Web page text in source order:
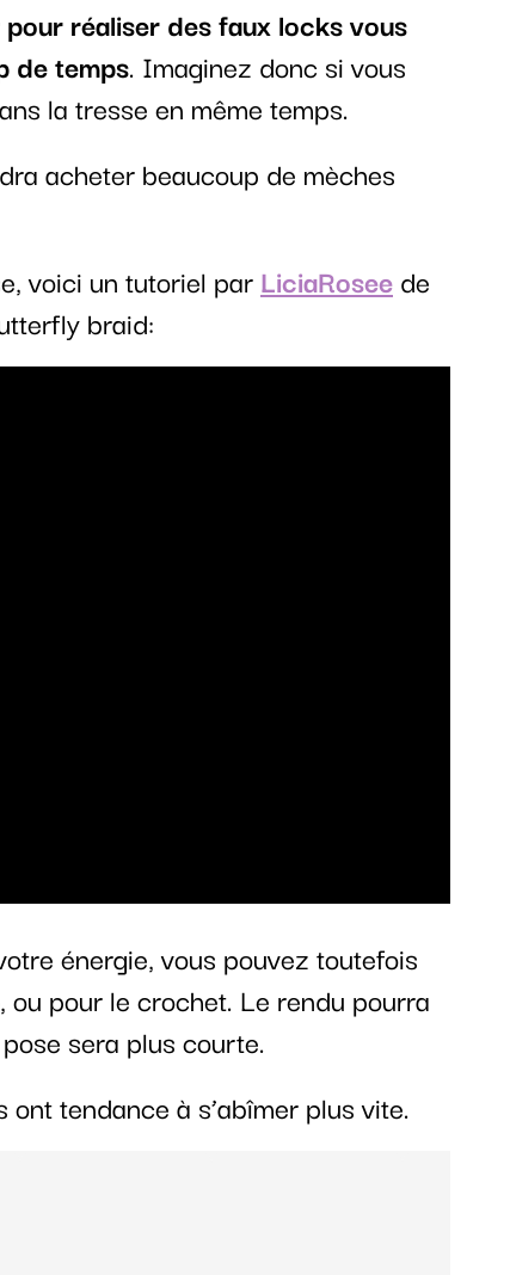
réaliser des faux locks vous
de temps. Imaginez donc si vous
la tresse en même temps.
acheter beaucoup de mèches
voici un tutoriel parLiciaRoseede
braid:
énergie, vous pouvez toutefois
pour le crochet. Le rendu pourra
sera plus courte.
tendance à s’abîmer plus vite.